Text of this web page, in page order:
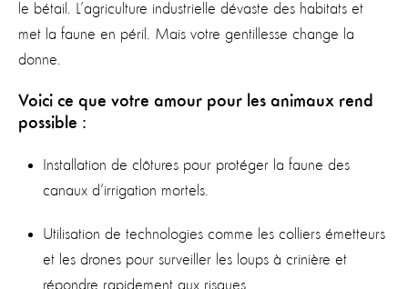
le bétail. L’agriculture industrielle dévaste des habitats et
met la faune en péril. Mais votre gentillesse change la
donne.
Voici ce que votre amour pour les animaux rend
possible :
Installation de clôtures pour protéger la faune des
canaux d’irrigation mortels.
Utilisation de technologies comme les colliers émetteurs
et les drones pour surveiller les loups à crinière et
répondre rapidement aux risques.